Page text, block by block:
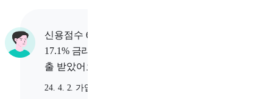
신용점수 685점 고객님이
17.1% 금리로 1,500만원 대
출 받았어요.
24. 4. 2. 가입